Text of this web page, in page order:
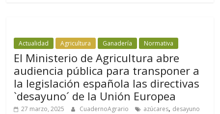
Actualidad Agricultura Ganadería Normativa
El Ministerio de Agricultura abre
audiencia pública para transponer a
la legislación española las directivas
`desayuno´ de la Unión Europea
27 marzo, 2025 CuadernoAgrario azúcares, desayuno